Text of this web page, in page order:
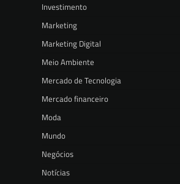
Investimento
Marketing
Marketing Digital
Meio Ambiente
Mercado de Tecnologia
Mercado financeiro
Moda
Mundo
Negócios
Notícias